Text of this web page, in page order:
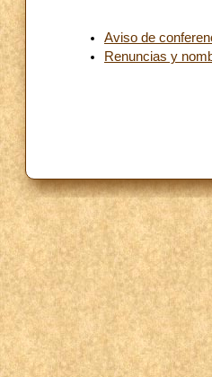
Aviso de
Renuncias y